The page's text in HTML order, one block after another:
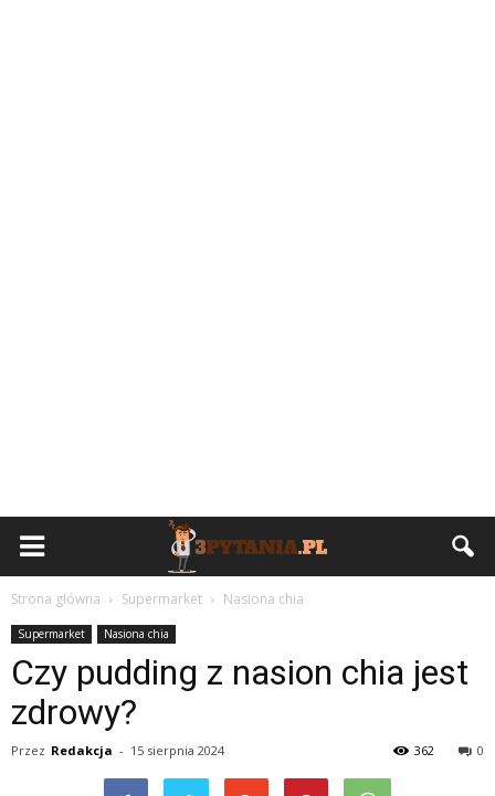
Strona główna Supermarket Nasiona chia
Supermarket Nasiona chia
Czy pudding z nasion chia jest
zdrowy?
Przez Redakcja - 15 sierpnia 2024 0
362